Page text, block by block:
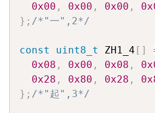
0x00 , 0x00 , 0x00 ,
} ; /*"一",2*/
const uint8_t ZH1_4 [ ]
0x08 , 0x00 , 0x08 ,
0x28 , 0x80 , 0x28 ,
} ; /*"起",3*/